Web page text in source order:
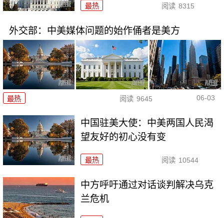
最热 阅读 8315
外交部：中美媒体问题的始作俑者是美方
最热 阅读 9645 06-03
中国驻美大使：中美两国人民渴
望友好的初心没有变
最热 阅读 10544
中方呼吁通过对话谈判解决乌克
兰危机